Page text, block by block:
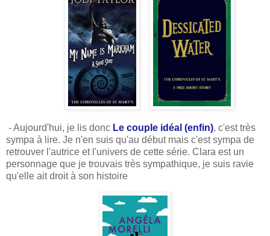
- Aujourd'hui, je lis donc Le couple idéal (enfin), c'est très
sympa à lire. Je n'en suis qu'au début mais c'est sympa de
retrouver l'autrice et l'univers de cette série. Clara est un
personnage que je trouvais très sympathique, je suis ravie
qu'elle ait droit à son histoire